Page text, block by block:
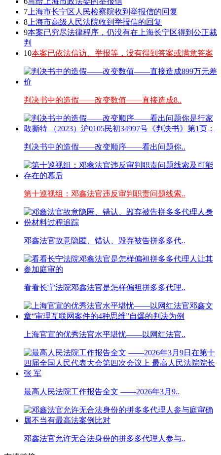
7 上海市长宁区人民检察院收到举报信的回复
8 上海市高级人民法院收到举报信的回复
9本案已穷尽法律程序，仍没有在上海长宁区得到公正裁
判
10本案已依法信访、举报等，没有得到答案或满意答案
判决书中的造假——改变数值——直接造成8..
判决书中的造假——改变顺序——看出问题你..
第十巡视组：邓鑫法官违反审判职责问题线索..
邓鑫法官故意隐匿、错认、毁弃被告拼多多代..
看看长宁法院邓鑫法官是怎样偏袒拼多多代理..
上海官宣的优秀法官水平堪忧——以网红法官..
最高人民法院工作报告全文 ——2026年3月9..
邓鑫法官允许无合法身份的拼多多代理人参与..